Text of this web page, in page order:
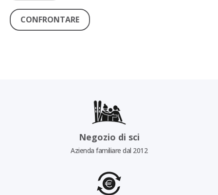
CONFRONTARE
Negozio di sci
Azienda familiare dal 2012